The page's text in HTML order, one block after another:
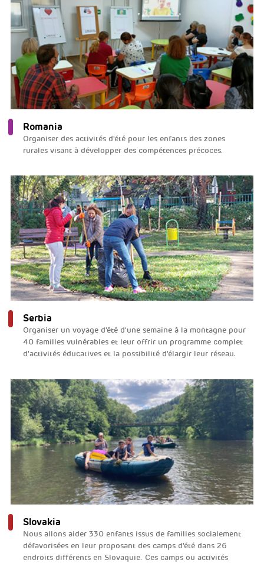
Romania
Organiser des activités d'été pour les enfants des zones
rurales visant à développer des compétences précoces.
Serbia
Organiser un voyage d'été d'une semaine à la montagne pour
40 familles vulnérables et leur offrir un programme complet
d'activités éducatives et la possibilité d'élargir leur réseau.
Slovakia
Nous allons aider 330 enfants issus de familles socialement
défavorisées en leur proposant des camps d'été dans 26
endroits différents en Slovaquie. Ces camps ou activités